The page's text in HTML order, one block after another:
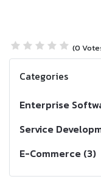
(0
Categories
Enterprise
Service
E-Commerce (3)